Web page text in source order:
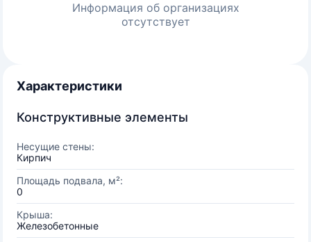
Информация об организациях
отсутствует
Характеристики
Конструктивные элементы
Несущие стены:
Кирпич
Площадь подвала, м²:
0
Крыша:
Железобетонные